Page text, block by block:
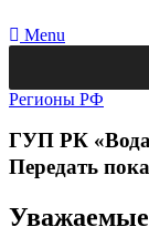
Menu
Регионы РФ
ГУП РК
Передать